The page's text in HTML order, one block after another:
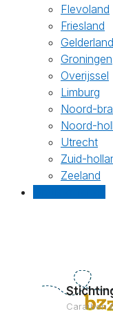
Flevoland
Friesland
Gelderland
Groningen
Overijssel
Limburg
Noord-
Noord-
Utrecht
Zuid-
Zeeland
Caraïben